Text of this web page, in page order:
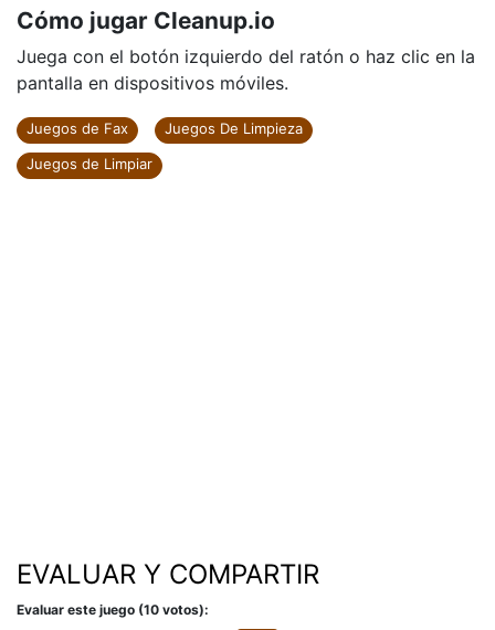
Cómo jugar Cleanup.io
Juega con el botón izquierdo del ratón o haz clic en la
pantalla en dispositivos móviles.
Juegos de Fax
Juegos De Limpieza
Juegos de Limpiar
EVALUAR Y COMPARTIR
Evaluar este juego (10 votos):